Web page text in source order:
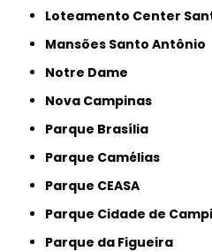
Loteamento Center
Mansões Santo Antônio
Notre Dame
Nova Campinas
Parque Brasília
Parque Camélias
Parque CEASA
Parque Cidade de
Parque da Figueira